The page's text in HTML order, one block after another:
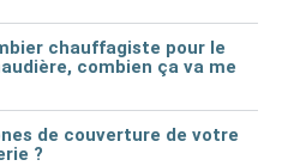
chauffagiste pour le
combien ça va me
de couverture de votre
?